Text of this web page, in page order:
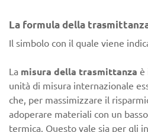
La formula della
Il simbolo con il quale viene
La misura della trasmittanza è
unità di misura internazionale
che, per massimizzare il
adoperare materiali con un
termica. Questo vale sia per gli